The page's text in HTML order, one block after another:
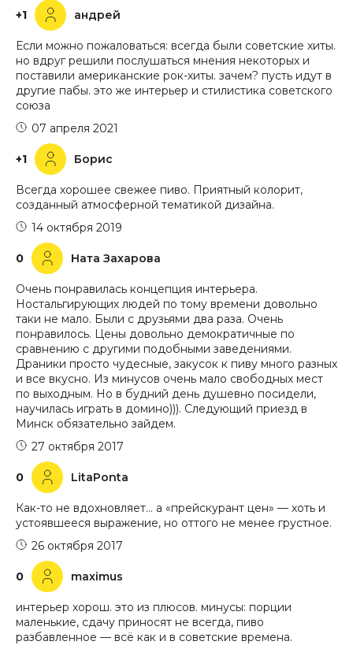
+1 андрей
Если можно пожаловаться: всегда были советские хиты.
но вдруг решили послушаться мнения некоторых и
поставили американские рок-хиты. зачем? пусть идут в
другие пабы. это же интерьер и стилистика советского
союза
+1 Борис
07 апреля 2021
Всегда хорошее свежее пиво. Приятный колорит,
созданный атмосферной тематикой дизайна.
0 Ната Захарова
14 октября 2019
Очень понравилась концепция интерьера.
Ностальгирующих людей по тому времени довольно
таки не мало. Были с друзьями два раза. Очень
понравилось. Цены довольно демократичные по
сравнению с другими подобными заведениями.
Драники просто чудесные, закусок к пиву много разных
и все вкусно. Из минусов очень мало свободных мест
по выходным. Но в будний день душевно посидели,
научилась играть в домино))). Следующий приезд в
Минск обязательно зайдем.
0 LitaPonta
27 октября 2017
Как-то не вдохновляет… а «прейскурант цен» — хоть и
устоявшееся выражение, но оттого не менее грустное.
0 maximus
26 октября 2017
интерьер хорош. это из плюсов. минусы: порции
маленькие, сдачу приносят не всегда, пиво
разбавленное — всё как и в советские времена.